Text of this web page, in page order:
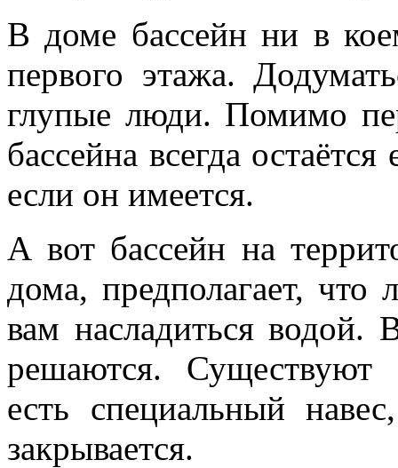
В доме бассейн ни в
первого этажа.
глупые люди. Помимо
бассейна всегда
если он имеется.
А вот бассейн на
дома, предполагает,
вам насладиться
решаются. Существуют
есть специальный
закрывается.